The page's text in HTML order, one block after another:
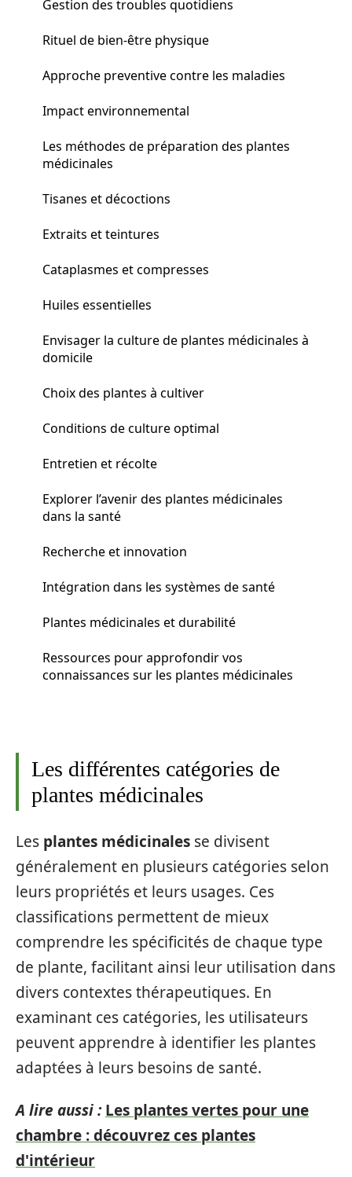
Gestion des troubles quotidiens
Rituel de bien-être physique
Approche preventive contre les maladies
Impact environnemental
Les méthodes de préparation des plantes
médicinales
Tisanes et décoctions
Extraits et teintures
Cataplasmes et compresses
Huiles essentielles
Envisager la culture de plantes médicinales à
domicile
Choix des plantes à cultiver
Conditions de culture optimal
Entretien et récolte
Explorer l’avenir des plantes médicinales
dans la santé
Recherche et innovation
Intégration dans les systèmes de santé
Plantes médicinales et durabilité
Ressources pour approfondir vos
connaissances sur les plantes médicinales
Les différentes catégories de
plantes médicinales
Les plantes médicinales se divisent
généralement en plusieurs catégories selon
leurs propriétés et leurs usages. Ces
classifications permettent de mieux
comprendre les spécificités de chaque type
de plante, facilitant ainsi leur utilisation dans
divers contextes thérapeutiques. En
examinant ces catégories, les utilisateurs
peuvent apprendre à identifier les plantes
adaptées à leurs besoins de santé.
A lire aussi : Les plantes vertes pour une
chambre : découvrez ces plantes
d'intérieur